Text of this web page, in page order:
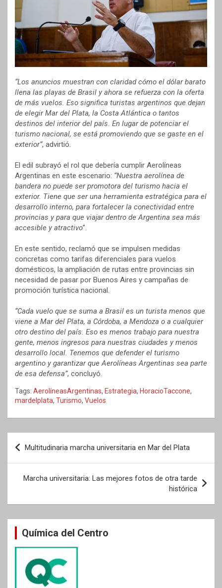
“Los anuncios muestran con claridad cómo el dólar barato
llena las playas de Brasil y ahora se refuerza con la oferta
de más vuelos. Eso significa turistas argentinos que dejan
de elegir Mar del Plata, la Costa Atlántica o tantos
destinos del interior del país. En lugar de potenciar el
turismo nacional, se está promoviendo que se gaste en el
exterior”, advirtió.
El edil subrayó el rol que debería cumplir Aerolíneas
Argentinas en este escenario: “Nuestra aerolínea de
bandera no puede ser promotora del turismo hacia el
exterior. Tiene que ser una herramienta estratégica para el
desarrollo interno, para fortalecer la conectividad entre
provincias y para que viajar dentro de Argentina sea más
accesible y atractivo”.
En este sentido, reclamó que se impulsen medidas
concretas como tarifas diferenciales para vuelos
domésticos, la ampliación de rutas entre provincias sin
necesidad de pasar por Buenos Aires y campañas de
promoción turística nacional.
“Cada vuelo que se suma a Brasil es un turista menos que
viene a Mar del Plata, a Córdoba, a Mendoza o a cualquier
otro destino del país. Eso es menos trabajo para nuestra
gente, menos ingresos para nuestras ciudades y menos
desarrollo local. Tenemos que defender el turismo
argentino y garantizar que Aerolíneas Argentinas sea parte
de esa defensa”, concluyó.
Tags: AerolíneasArgentinas, Estrategia, HoracioTaccone,
mardelplata, Turismo, Vuelos
Navegación
de
entradas
Multitudinaria marcha universitaria en Mar del Plata
Marcha universitaria: Las mejores fotos de otra tarde
histórica
Química del Centro